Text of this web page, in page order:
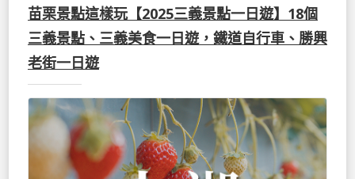
苗栗景點這樣玩【2025三義景點一日遊】18個
三義景點、三義美食一日遊，鐵道自行車、勝興
老街一日遊